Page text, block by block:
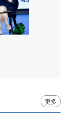
更多